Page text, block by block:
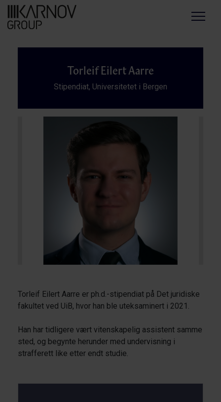
Menu
Torleif Eilert Aarre
Stipendiat, Universitetet i Bergen
Torleif Eilert Aarre er ph.d.-stipendiat på Det juridiske
fakultet ved UiB, hvor han ble uteksaminert i 2021.
Han har tidligere vært vitenskapelig assistent samme
sted, og begynte herunder med undervisning i
strafferett like etter endt studie.